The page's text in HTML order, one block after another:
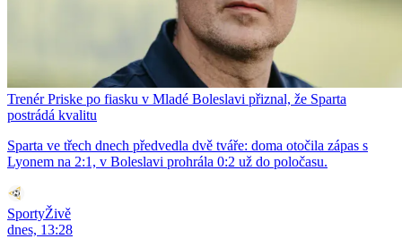
Trenér Priske po fiasku v Mladé Boleslavi přiznal, že Sparta
postrádá kvalitu
Sparta ve třech dnech předvedla dvě tváře: doma otočila zápas s
Lyonem na 2:1, v Boleslavi prohrála 0:2 už do poločasu.
SportyŽivě
dnes, 13:28